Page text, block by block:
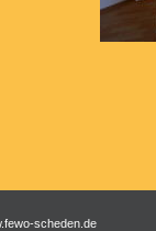
scheden.de